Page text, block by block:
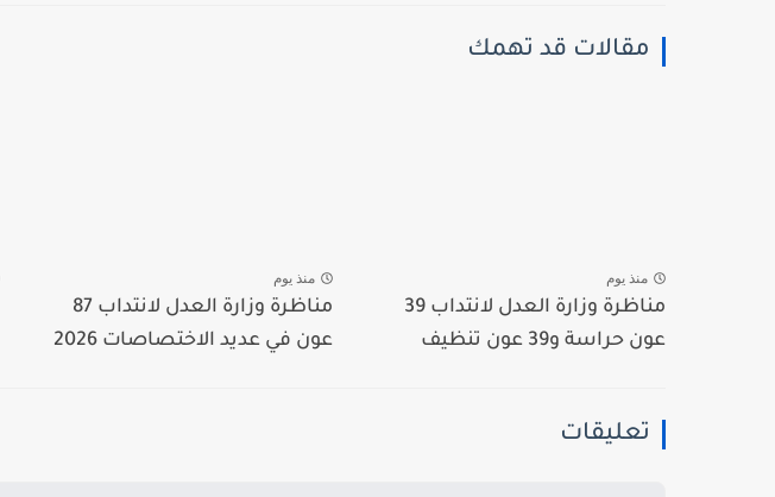
مقالات قد تهمك
منذ يوم
مناظرة وزارة العدل لانتداب 39
عون حراسة و39 عون تنظيف
منذ يوم
مناظرة وزارة العدل لانتداب 87
عون في عديد الاختصاصات 2026
تعليقات